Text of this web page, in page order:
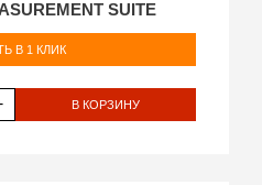
SUITE
В 1 КЛИК
В КОРЗИНУ